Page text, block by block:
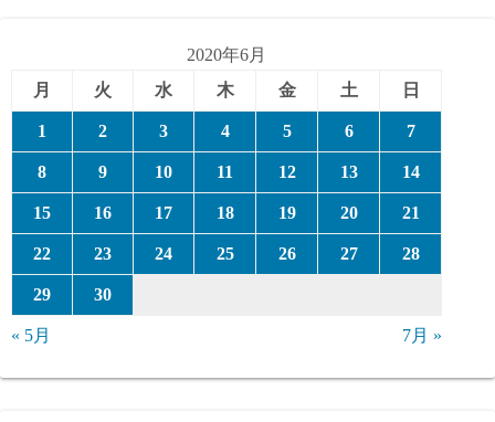
2020年6月
月
火 水 木 金 土 日
1 2 3 4 5 6 7
8 9 10 11 12 13 14
15 16 17 18 19 20 21
22 23 24 25 26 27 28
29 30
« 5月 7月 »